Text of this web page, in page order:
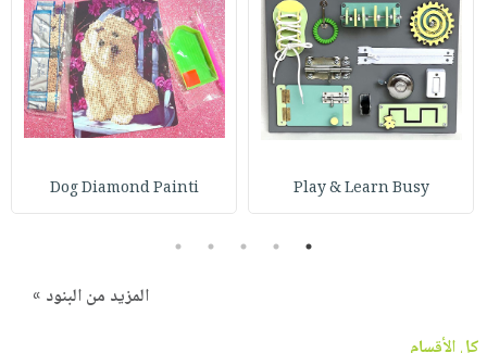
Play & Learn Busy
Dog Diamond Painti
1
2
3
4
5
المزيد من البنود »